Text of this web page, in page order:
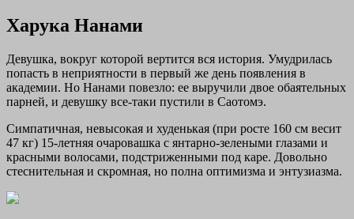
Харука Нанами
Девушка, вокруг которой вертится вся история. Умудрилась
попасть в неприятности в первый же день появления в
академии. Но Нанами повезло: ее выручили двое обаятельных
парней, и девушку все-таки пустили в Саотомэ.
Симпатичная, невысокая и худенькая (при росте 160 см весит
47 кг) 15-летняя очаровашка с янтарно-зелеными глазами и
красными волосами, подстриженными под каре. Довольно
стеснительная и скромная, но полна оптимизма и энтузиазма.